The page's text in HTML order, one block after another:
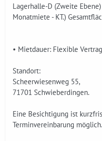
Lagerhalle-D (Zweite
Monatmiete - KT.)
• Mietdauer: Flexible
Standort:
Scheerwiesenweg 55,
71701 Schwieberdingen.
Eine Besichtigung ist
Terminvereinbarung möglich.